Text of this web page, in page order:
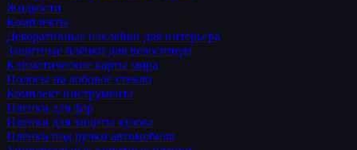
Жидкости
Комплекты
Декоративные наклейки для интерьера
Защитные плёнки для велосипеда
Климатические карты мира
Полосы на лобовое стекло
Комплект инструмента
Пленки для фар
Пленки для защиты кузова
Пленки под ручки автомобиля